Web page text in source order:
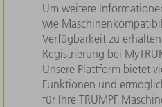
Um weitere
wie
Verfügbarkeit zu
Registrierung bei
Unsere Plattform bietet
Funktionen und
für Ihre TRUMPF